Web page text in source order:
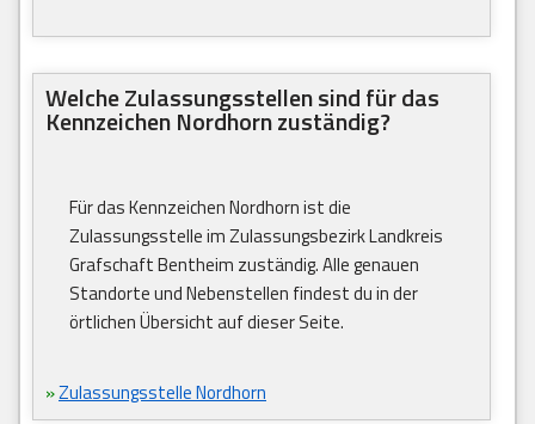
Welche Zulassungsstellen sind für das
Kennzeichen Nordhorn zuständig?
Für das Kennzeichen Nordhorn ist die
Zulassungsstelle im Zulassungsbezirk Landkreis
Grafschaft Bentheim zuständig. Alle genauen
Standorte und Nebenstellen findest du in der
örtlichen Übersicht auf dieser Seite.
»Zulassungsstelle Nordhorn